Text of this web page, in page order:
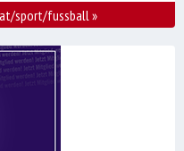
sport/fussball»